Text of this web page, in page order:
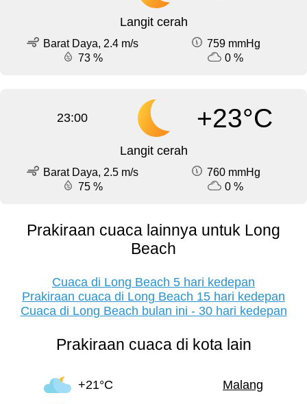
Langit cerah
Barat Daya, 2.4 m/s
759 mmHg
73 %
0 %
23:00 +23°C
Langit cerah
Barat Daya, 2.5 m/s
760 mmHg
75 %
0 %
Prakiraan cuaca lainnya untuk Long
Beach
Cuaca di Long Beach 5 hari kedepan
Prakiraan cuaca di Long Beach 15 hari kedepan
Cuaca di Long Beach bulan ini - 30 hari kedepan
Prakiraan cuaca di kota lain
+21°C
Malang